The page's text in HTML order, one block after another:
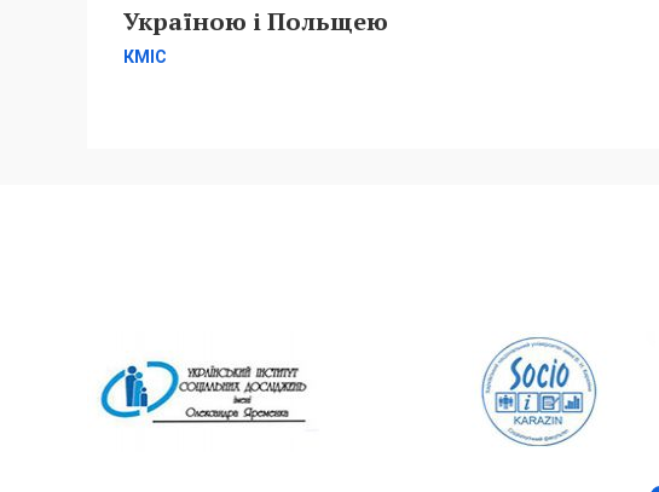
Україною і Польщею
КМІС